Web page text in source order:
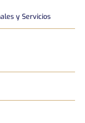
y Servicios